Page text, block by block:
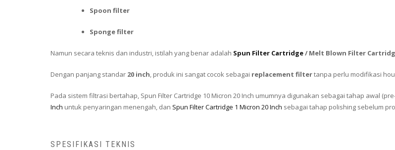
Spoon filter
Sponge filter
Namun secara teknis dan industri, istilah yang benar adalah Spun Filter Cartridge/ Melt Blown Filter
Dengan panjang standar 20 inch, produk ini sangat cocok sebagai replacement filtertanpa perlu modifikasi
Pada sistem filtrasi bertahap, Spun Filter Cartridge 10 Micron 20 Inch umumnya digunakan sebagai tahap awal
Inch untuk penyaringan menengah, dan Spun Filter Cartridge 1 Micron 20 Inch sebagai tahap polishing sebelum
SPESIFIKASI TEKNIS